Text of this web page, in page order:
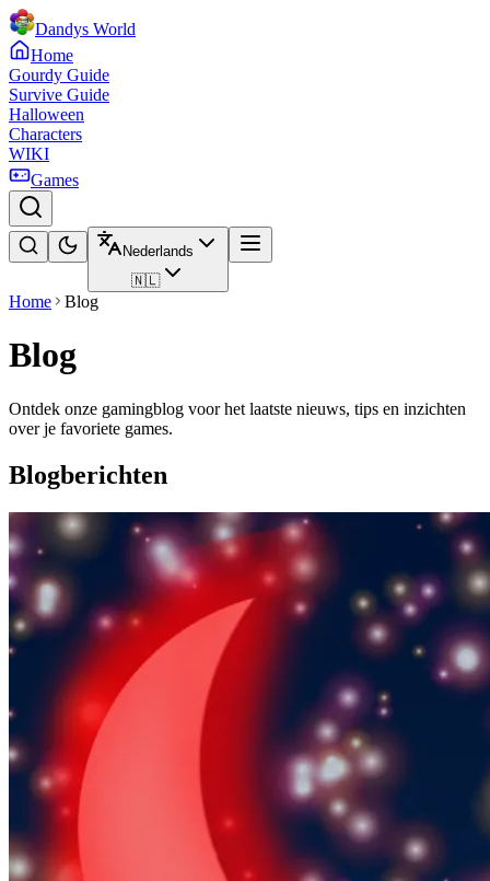
Dandys World
Home
Gourdy Guide
Survive Guide
Halloween
Characters
WIKI
Games
Nederlands
🇳🇱
Home Blog
Blog
Ontdek onze gamingblog voor het laatste nieuws, tips en inzichten
over je favoriete games.
Blogberichten